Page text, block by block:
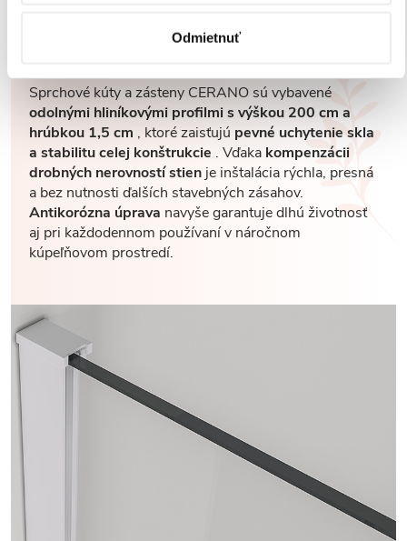
Odmietnuť
maximálnu stabilitu
Sprchové kúty a zásteny CERANO sú vybavené
odolnými hliníkovými profilmi s výškou 200 cm a
hrúbkou 1,5 cm , ktoré zaisťujú pevné uchytenie skla
a stabilitu celej konštrukcie . Vďaka kompenzácii
drobných nerovností stien je inštalácia rýchla, presná
a bez nutnosti ďalších stavebných zásahov.
Antikorózna úprava navyše garantuje dlhú životnosť
aj pri každodennom používaní v náročnom
kúpeľňovom prostredí.